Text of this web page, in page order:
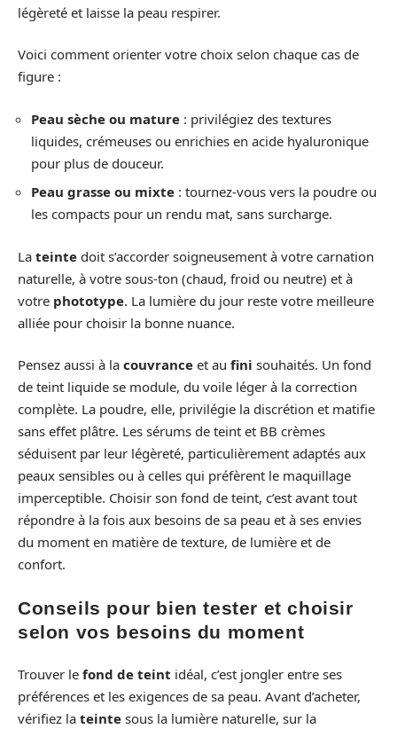
légèreté et laisse la peau respirer.
Voici comment orienter votre choix selon chaque cas de
figure :
Peau sèche ou mature : privilégiez des textures
liquides, crémeuses ou enrichies en acide hyaluronique
pour plus de douceur.
Peau grasse ou mixte : tournez-vous vers la poudre ou
les compacts pour un rendu mat, sans surcharge.
La teinte doit s’accorder soigneusement à votre carnation
naturelle, à votre sous-ton (chaud, froid ou neutre) et à
votre phototype. La lumière du jour reste votre meilleure
alliée pour choisir la bonne nuance.
Pensez aussi à la couvrance et au fini souhaités. Un fond
de teint liquide se module, du voile léger à la correction
complète. La poudre, elle, privilégie la discrétion et matifie
sans effet plâtre. Les sérums de teint et BB crèmes
séduisent par leur légèreté, particulièrement adaptés aux
peaux sensibles ou à celles qui préfèrent le maquillage
imperceptible. Choisir son fond de teint, c’est avant tout
répondre à la fois aux besoins de sa peau et à ses envies
du moment en matière de texture, de lumière et de
confort.
Conseils pour bien tester et choisir
selon vos besoins du moment
Trouver le fond de teint idéal, c’est jongler entre ses
préférences et les exigences de sa peau. Avant d’acheter,
vérifiez la teinte sous la lumière naturelle, sur la